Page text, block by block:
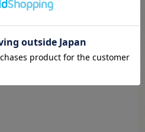
オカダヤさんなら！